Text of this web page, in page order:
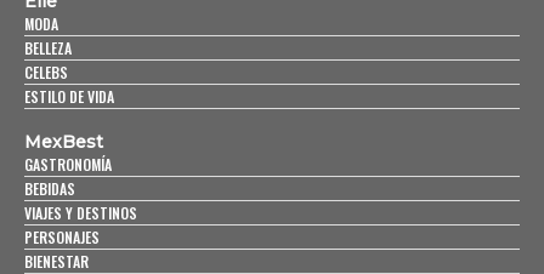
MODA
BELLEZA
CELEBS
ESTILO DE VIDA
MexBest
GASTRONOMÍA
BEBIDAS
VIAJES Y DESTINOS
PERSONAJES
BIENESTAR